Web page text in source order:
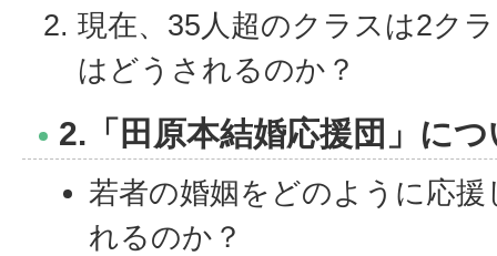
現在、35人超のクラスは2ク
はどうされるのか？
2.「田原本結婚応援団」に
若者の婚姻をどのように応
れるのか？